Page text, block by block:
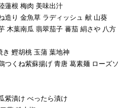
蓮根 梅肉 美味出汁
造り 金魚草 ラディッシュ 献 山葵
木葉南瓜 翡翠茄子 蕃茄 絹さや 八方
き 鰹胡桃 玉蒲 葉地神
つくね紫蘇揚げ 青唐 葛素麺 ローズソ
紫漬け べったら漬け